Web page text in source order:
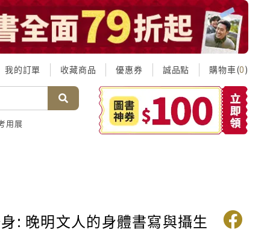
我的訂單 收藏商品 優惠券 誠品點 購物車(0)
用展
: 晚明文人的身體書寫與攝生